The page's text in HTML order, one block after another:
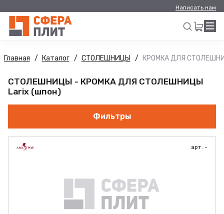
Написать нам
Искать
Главная Каталог СТОЛЕШНИЦЫ КРОМКА ДЛЯ
СТОЛЕШНИЦЫ - КРОМКА ДЛЯ СТОЛЕШНИЦЫ
Larix (шпон)
Фильтры
арт. -